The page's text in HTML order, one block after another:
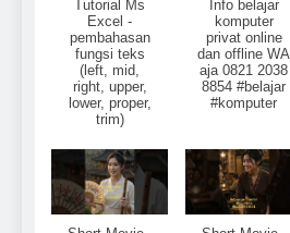
Tutorial Ms
Excel -
pembahasan
fungsi teks
(left, mid,
right, upper,
lower, proper,
trim)
Info belajar
komputer
privat online
dan offline WA
aja 0821 2038
8854 #belajar
#komputer